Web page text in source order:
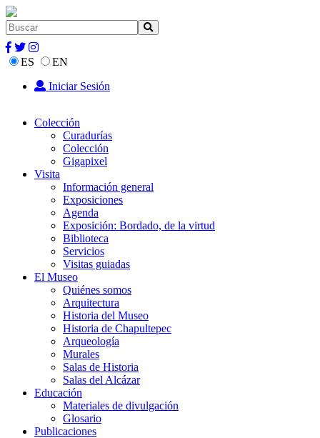
ES
EN
Iniciar Sesión
Colección
Curadurías
Colección
Gigapixel
Visita
Información general
Exposiciones
Agenda
Exposición: Bordado, de la virtud
Biblioteca
Servicios
Visitas guiadas
El Museo
Quiénes somos
Arquitectura
Historia del Museo
Historia de Chapultepec
Arqueología
Murales
Salas de Historia
Salas del Alcázar
Educación
Materiales de divulgación
Glosario
Publicaciones